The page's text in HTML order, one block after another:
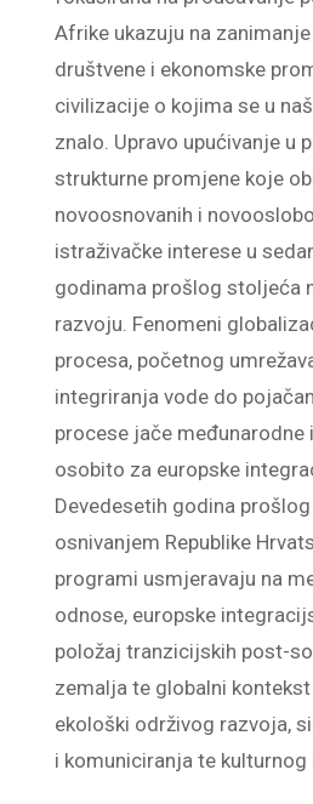
Afrike ukazuju na
društvene i ekonomske
civilizacije o kojima se u
znalo. Upravo upućivanje u
strukturne promjene koje
novoosnovanih i
istraživačke interese u
godinama prošlog stoljeća
razvoju. Fenomeni
procesa, početnog
integriranja vode do
procese jače međunarodne
osobito za europske
Devedesetih godina
osnivanjem Republike
programi usmjeravaju na
odnose, europske
položaj tranzicijskih post-
zemalja te globalni
ekološki održivog razvoja,
i komuniciranja te kulturnog